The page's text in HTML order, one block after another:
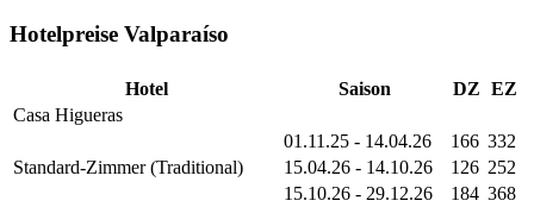
Hotelpreise Valparaíso
Hotel Saison DZ EZ
Casa Higueras
Standard-Zimmer (Traditional)
01.11.25 - 14.04.26 166 332
15.04.26 - 14.10.26
126 252
15.10.26 - 29.12.26
184 368